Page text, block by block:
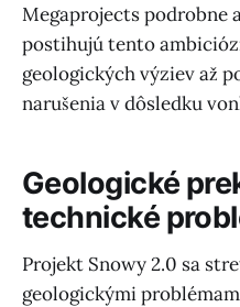
Megaprojects podrobne
postihujú tento
geologických výziev až
narušenia v dôsledku
Geologické
technické
Projekt Snowy 2.0 sa
geologickými